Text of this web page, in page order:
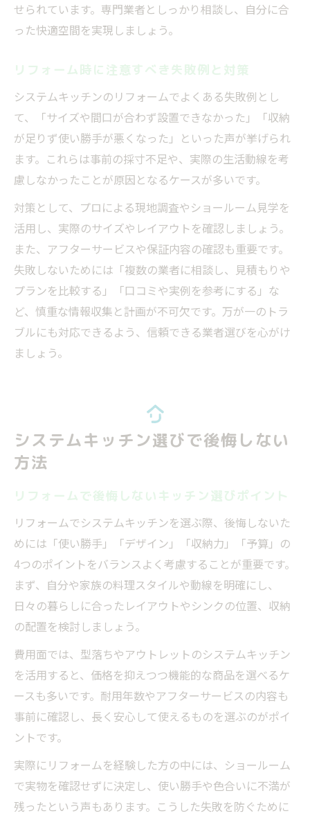
せられています。専門業者としっかり相談し、自分に合
った快適空間を実現しましょう。
リフォーム時に注意すべき失敗例と対策
システムキッチンのリフォームでよくある失敗例とし
て、「サイズや間口が合わず設置できなかった」「収納
が足りず使い勝手が悪くなった」といった声が挙げられ
ます。これらは事前の採寸不足や、実際の生活動線を考
慮しなかったことが原因となるケースが多いです。
対策として、プロによる現地調査やショールーム見学を
活用し、実際のサイズやレイアウトを確認しましょう。
また、アフターサービスや保証内容の確認も重要です。
失敗しないためには「複数の業者に相談し、見積もりや
プランを比較する」「口コミや実例を参考にする」な
ど、慎重な情報収集と計画が不可欠です。万が一のトラ
ブルにも対応できるよう、信頼できる業者選びを心がけ
ましょう。
システムキッチン選びで後悔しない
方法
リフォームで後悔しないキッチン選びポイント
リフォームでシステムキッチンを選ぶ際、後悔しないた
めには「使い勝手」「デザイン」「収納力」「予算」の
4つのポイントをバランスよく考慮することが重要です。
まず、自分や家族の料理スタイルや動線を明確にし、
日々の暮らしに合ったレイアウトやシンクの位置、収納
の配置を検討しましょう。
費用面では、型落ちやアウトレットのシステムキッチン
を活用すると、価格を抑えつつ機能的な商品を選べるケ
ースも多いです。耐用年数やアフターサービスの内容も
事前に確認し、長く安心して使えるものを選ぶのがポイ
ントです。
実際にリフォームを経験した方の中には、ショールーム
で実物を確認せずに決定し、使い勝手や色合いに不満が
残ったという声もあります。こうした失敗を防ぐために